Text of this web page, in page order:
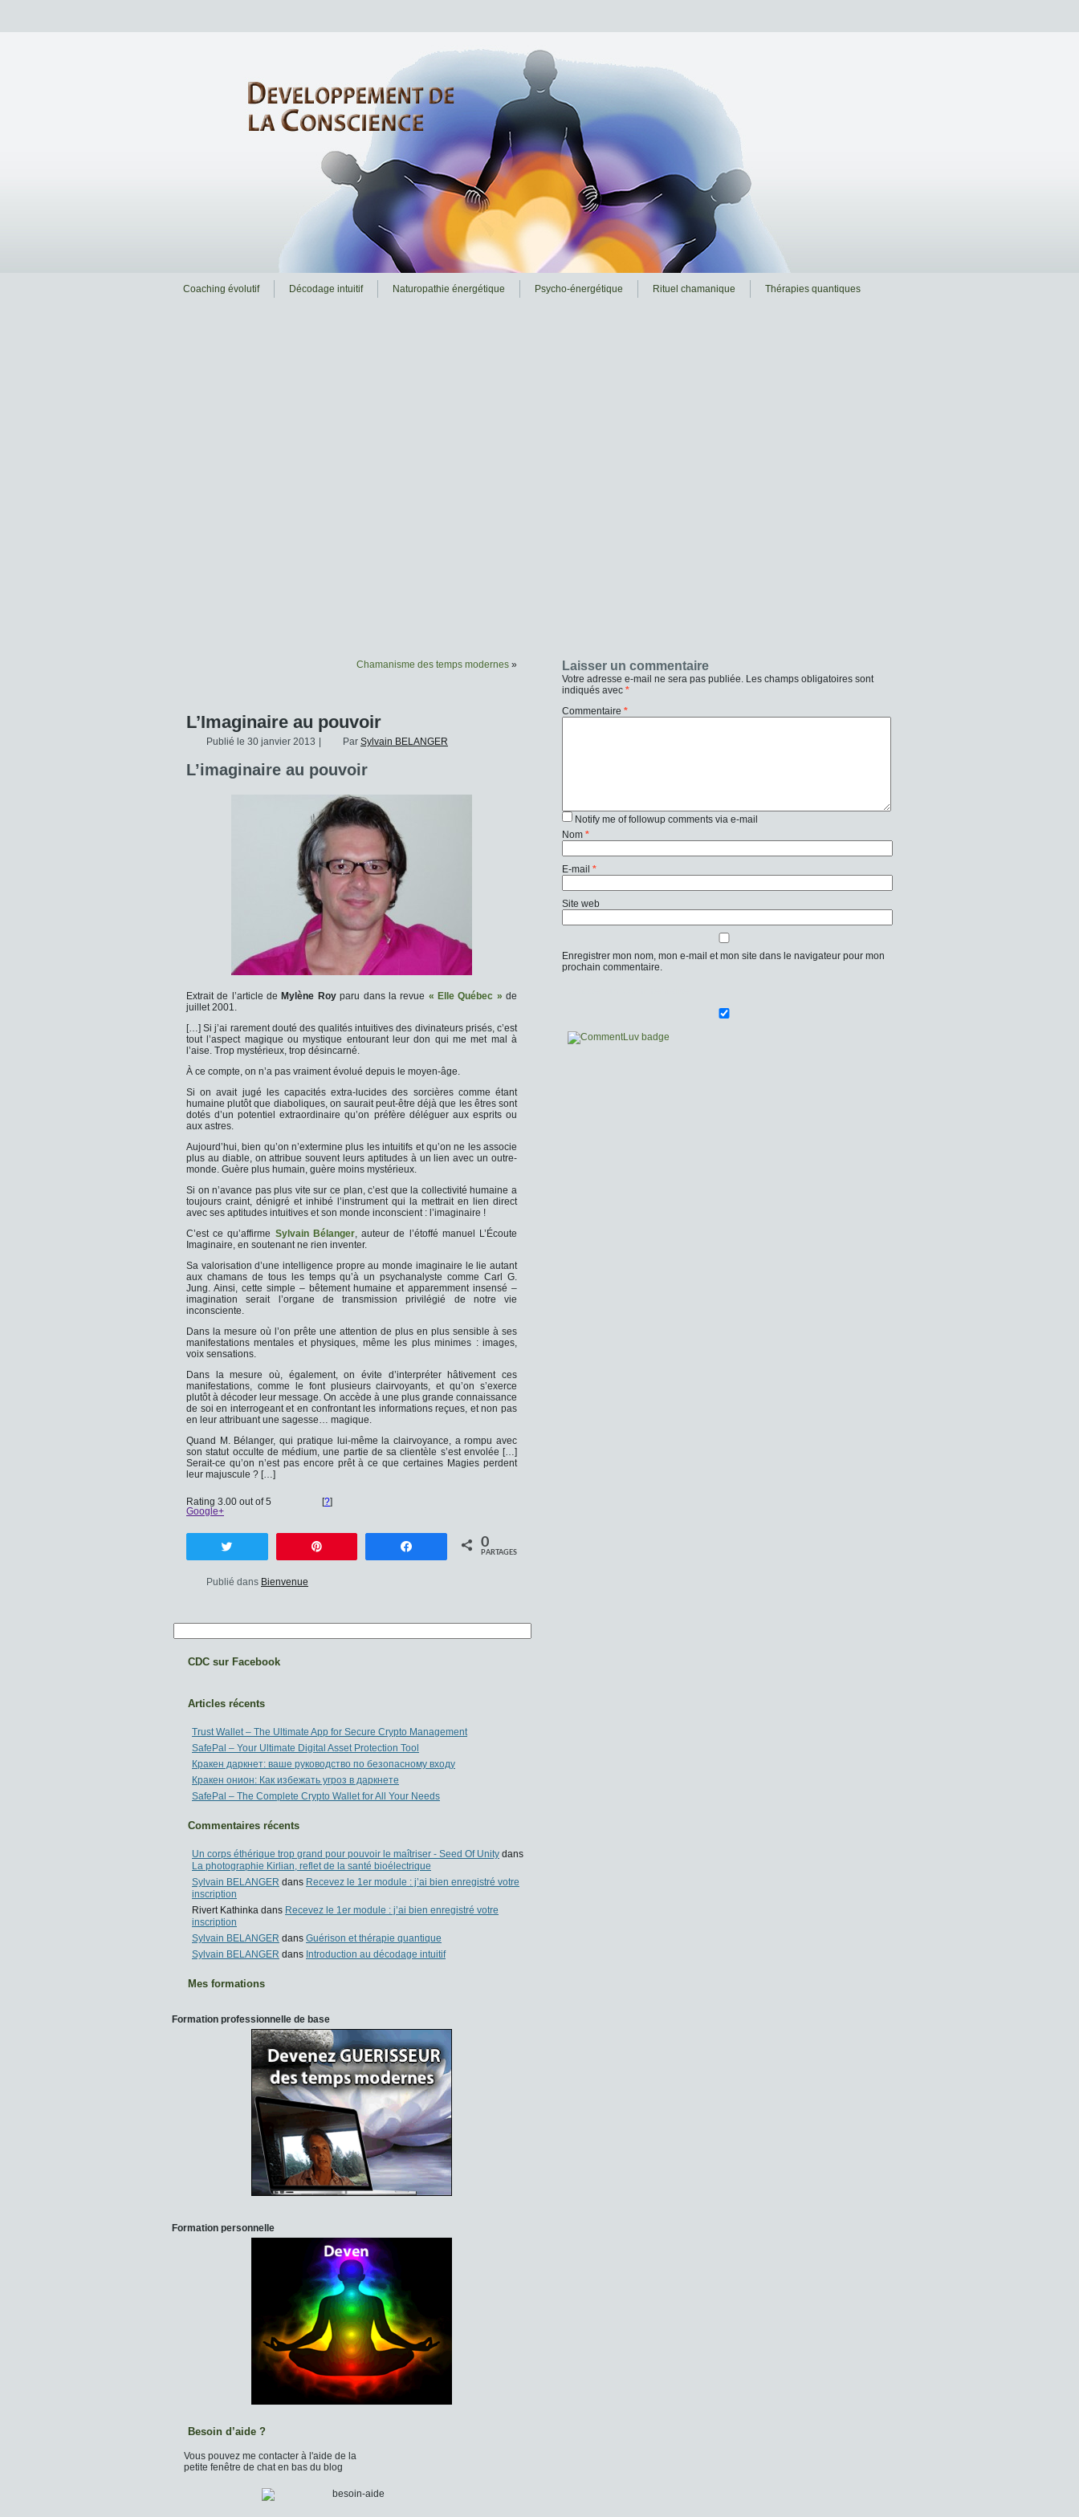
Coaching évolutif Décodage intuitif Naturopathie énergétique Psycho-énergétique Rituel chamanique Thérapies quantiques
Chamanisme des temps modernes »
L’Imaginaire au pouvoir
Publié le 30 janvier 2013 Par Sylvain BELANGER
L’imaginaire au pouvoir
Extrait de l’article de Mylène Royparu dans la revue « Elle Québec » de
juillet 2001.
[…] Si j’ai rarement douté des qualités intuitives des divinateurs prisés, c’est
tout l’aspect magique ou mystique entourant leur don qui me met mal à
l’aise. Trop mystérieux, trop désincarné.
À ce compte, on n’a pas vraiment évolué depuis le moyen-âge.
Si on avait jugé les capacités extra-lucides des sorcières comme étant
humaine plutôt que diaboliques, on saurait peut-être déjà que les êtres sont
dotés d’un potentiel extraordinaire qu’on préfère déléguer aux esprits ou
aux astres.
Aujourd’hui, bien qu’on n’extermine plus les intuitifs et qu’on ne les associe
plus au diable, on attribue souvent leurs aptitudes à un lien avec un outre-
monde. Guère plus humain, guère moins mystérieux.
Si on n’avance pas plus vite sur ce plan, c’est que la collectivité humaine a
toujours craint, dénigré et inhibé l’instrument qui la mettrait en lien direct
avec ses aptitudes intuitives et son monde inconscient : l’imaginaire !
C’est ce qu’affirme Sylvain Bélanger, auteur de l’étoffé manuel L’Écoute
Imaginaire, en soutenant ne rien inventer.
Sa valorisation d’une intelligence propre au monde imaginaire le lie autant
aux chamans de tous les temps qu’à un psychanalyste comme Carl G.
Jung. Ainsi, cette simple – bêtement humaine et apparemment insensé –
imagination serait l’organe de transmission privilégié de notre vie
inconsciente.
Dans la mesure où l’on prête une attention de plus en plus sensible à ses
manifestations mentales et physiques, même les plus minimes : images,
voix sensations.
Dans la mesure où, également, on évite d’interpréter hâtivement ces
manifestations, comme le font plusieurs clairvoyants, et qu’on s’exerce
plutôt à décoder leur message. On accède à une plus grande connaissance
de soi en interrogeant et en confrontant les informations reçues, et non pas
en leur attribuant une sagesse… magique.
Quand M. Bélanger, qui pratique lui-même la clairvoyance, a rompu avec
son statut occulte de médium, une partie de sa clientèle s’est envolée […]
Serait-ce qu’on n’est pas encore prêt à ce que certaines Magies perdent
leur majuscule ? […]
Rating 3.00 out of 5 [?]
Google+
Partagez 0
PARTAGES
Publié dans Bienvenue
Laisser un commentaire
Votre adresse e-mail ne sera pas publiée. Les champs obligatoires sont
indiqués avec *
Commentaire *
Notify me of followup comments via e-mail
Nom *
E-mail *
Site web
Enregistrer mon nom, mon e-mail et mon site dans le navigateur pour mon
prochain commentaire.
CDC sur Facebook
Articles récents
Trust Wallet – The Ultimate App for Secure Crypto Management
SafePal – Your Ultimate Digital Asset Protection Tool
Кракен даркнет: ваше руководство по безопасному входу
Кракен онион: Как избежать угроз в даркнете
SafePal – The Complete Crypto Wallet for All Your Needs
Commentaires récents
Un corps éthérique trop grand pour pouvoir le maîtriser - Seed Of Unity dans
La photographie Kirlian, reflet de la santé bioélectrique
Sylvain BELANGER dans Recevez le 1er module : j’ai bien enregistré votre
inscription
Rivert Kathinka dans Recevez le 1er module : j’ai bien enregistré votre
inscription
Sylvain BELANGER dans Guérison et thérapie quantique
Sylvain BELANGER dans Introduction au décodage intuitif
Mes formations
Formation professionnelle de base
Formation personnelle
Besoin d’aide ?
Vous pouvez me contacter à l'aide de la
petite fenêtre de chat en bas du blog